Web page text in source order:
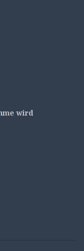
wird